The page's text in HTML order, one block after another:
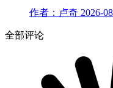
作者：卢奇 2026-
全部评论